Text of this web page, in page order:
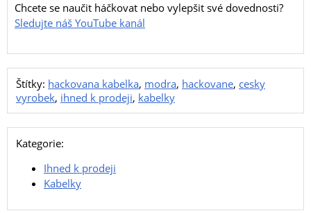
Chcete se naučit háčkovat nebo vylepšit své dovednosti?
Sledujte náš YouTube kanál
Štítky: hackovana kabelka, modra, hackovane, cesky
vyrobek, ihned k prodeji, kabelky
Kategorie:
Ihned k prodeji
Kabelky